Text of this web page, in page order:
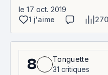
le 17 oct. 2019
1 j'aime
270
8
Tonguette
31 critiques